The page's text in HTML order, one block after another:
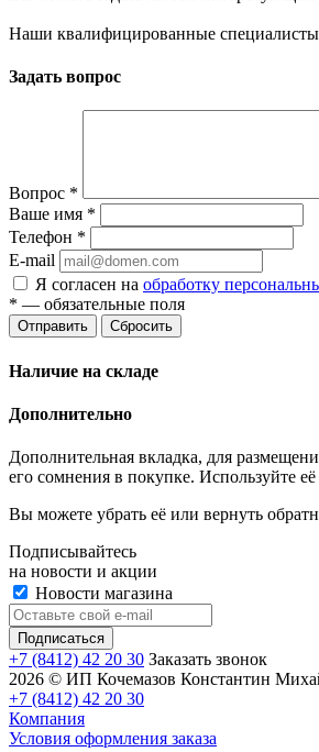
Наши квалифицированные специалисты
Задать вопрос
Вопрос *
Ваше имя *
Телефон *
E-mail
Я согласен на обработку
* — обязательные поля
Отправить Сбросить
Наличие на складе
Дополнительно
Дополнительная вкладка, для
его сомнения в покупке. Используйте
Вы можете убрать её или вернуть
Подписывайтесь
на новости и акции
Новости магазина
+7 (8412) 42 20 30 Заказать звонок
2026 © ИП Кочемазов Константин
+7 (8412) 42 20 30
Компания
Условия оформления заказа